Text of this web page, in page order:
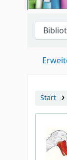
Start